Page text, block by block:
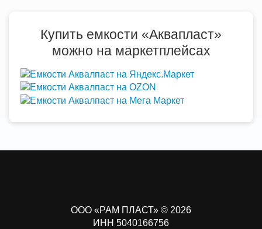
Купить емкости «Аквапласт»
можно на маркетплейсах
ООО «РАМ ПЛАСТ» © 2026
ИНН 5040166756